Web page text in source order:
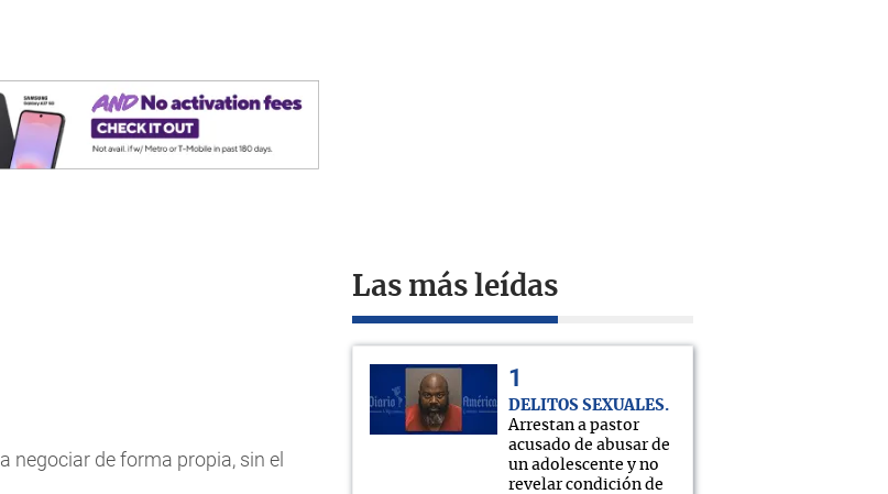
negociar de forma propia, sin el
Las más leídas
DELITOS SEXUALES
Arrestan a pastor
acusado de abusar de
un adolescente y no
revelar condición de